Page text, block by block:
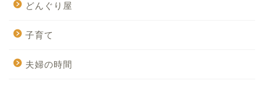
どんぐり屋
子育て
夫婦の時間